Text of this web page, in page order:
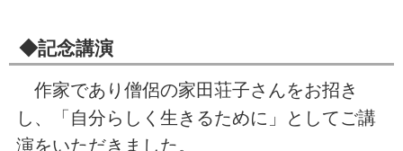
◆記念講演
作家であり僧侶の家田荘子さんをお招き
し、「自分らしく生きるために」としてご講
演をいただきました。